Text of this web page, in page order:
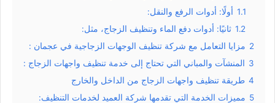
1.1 أولًا: أدوات الرفع والنقل:
1.2 ثانيًا: أدوات دفع الماء وتنظيف الزجاج، مثل:
2 مزايا التعامل مع شركة تنظيف الوجهات الزجاجية في عجمان :
3 المنشآت والمباني التي تحتاج إلى خدمة تنظيف واجهات الزجاج :
4 طريقة تنظيف واجهات الزجاج من الداخل والخارج
5 مميزات الخدمة التي تقدمها شركة العميد لخدمات التنظيف: